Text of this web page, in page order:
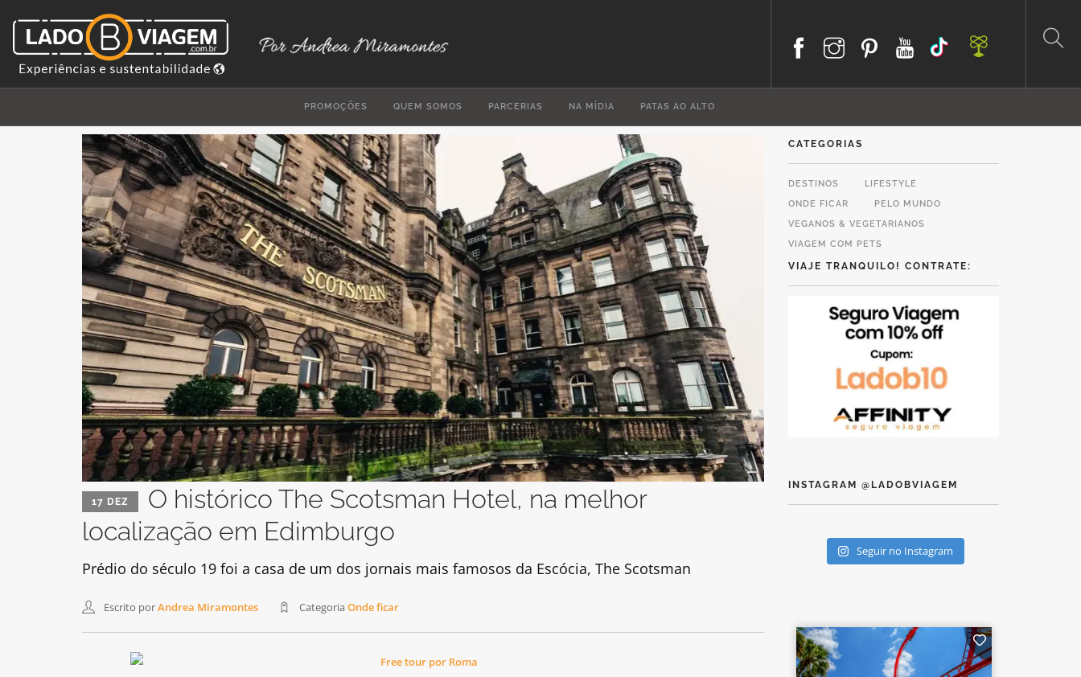
PROMOÇÕES QUEM SOMOS PARCERIAS NA MÍDIA PATAS AO ALTO
17 DEZ
O histórico The Scotsman Hotel, na melhor
localização em Edimburgo
Prédio do século 19 foi a casa de um dos jornais mais famosos da Escócia, The Scotsman
Escrito porAndrea Miramontes Categoria Onde ficar
CATEGORIAS
DESTINOS
LIFESTYLE
ONDE FICAR
PELO MUNDO
VEGANOS & VEGETARIANOS
VIAGEM COM PETS
VIAJE TRANQUILO! CONTRATE:
INSTAGRAM @LADOBVIAGEM
Seguir no Instagram